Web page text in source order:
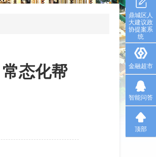
态化帮
鼎城区人
大建议政
协提案系
统
金融超市
智能问答
顶部